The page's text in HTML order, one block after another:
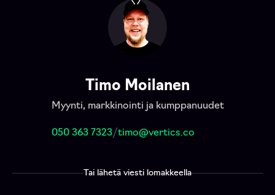
Timo Moilanen
Myynti, markkinointi ja kumppanuudet
050 363 7323/timo@vertics.co
Tai lähetä viesti lomakkeella